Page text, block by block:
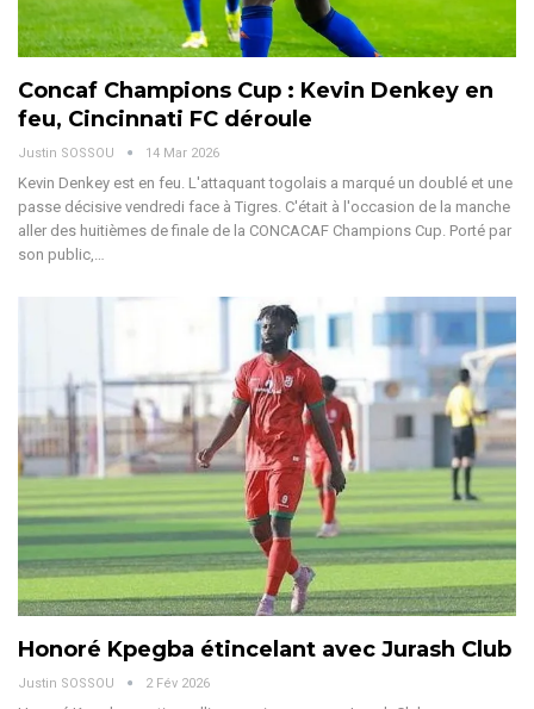
Concaf Champions Cup : Kevin Denkey en
feu, Cincinnati FC déroule
Justin SOSSOU 14 Mar 2026
Kevin Denkey est en feu. L'attaquant togolais a marqué un doublé et une
passe décisive vendredi face à Tigres. C'était à l'occasion de la manche
aller des huitièmes de finale de la CONCACAF Champions Cup. Porté par
son public,…
Honoré Kpegba étincelant avec Jurash Club
Justin SOSSOU 2 Fév 2026